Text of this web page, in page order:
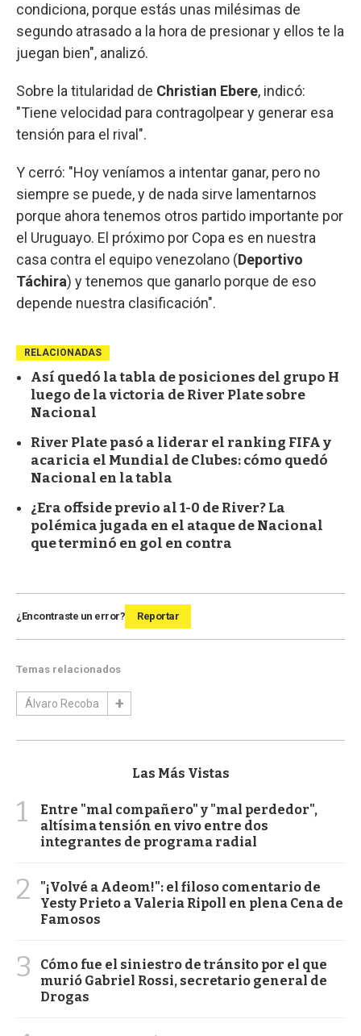
condiciona, porque estás unas milésimas de
segundo atrasado a la hora de presionar y ellos te la
juegan bien", analizó.
Sobre la titularidad de Christian Ebere, indicó:
"Tiene velocidad para contragolpear y generar esa
tensión para el rival".
Y cerró: "Hoy veníamos a intentar ganar, pero no
siempre se puede, y de nada sirve lamentarnos
porque ahora tenemos otros partido importante por
el Uruguayo. El próximo por Copa es en nuestra
casa contra el equipo venezolano (Deportivo
Táchira) y tenemos que ganarlo porque de eso
depende nuestra clasificación".
RELACIONADAS
Así quedó la tabla de posiciones del grupo H
luego de la victoria de River Plate sobre
Nacional
River Plate pasó a liderar el ranking FIFA y
acaricia el Mundial de Clubes: cómo quedó
Nacional en la tabla
¿Era offside previo al 1-0 de River? La
polémica jugada en el ataque de Nacional
que terminó en gol en contra
¿Encontraste un error? Reportar
Temas relacionados
Álvaro Recoba
Las Más Vistas
1
Entre "mal compañero" y "mal perdedor",
altísima tensión en vivo entre dos
integrantes de programa radial
2
"¡Volvé a Adeom!": el filoso comentario de
Yesty Prieto a Valeria Ripoll en plena Cena de
Famosos
3
Cómo fue el siniestro de tránsito por el que
murió Gabriel Rossi, secretario general de
Drogas